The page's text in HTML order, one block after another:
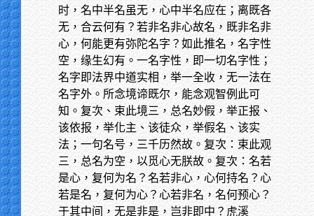
时，名中半名虽无，心中半名应在；离既各
无，合云何有？若非名非心故名，既非名非
心，何能更有弥陀名字？如此推名，名字性
空，缘生幻有。一名字性，即一切名字性；
名字即法界中道实相，举一全收，无一法在
名字外。所念境谛既尔，能念观智例此可
知。复次、束此境三，总名妙假，举正报、
该依报，举化主、该徒众，举假名、该实
法；一句名号，三千历然故。复次：束此观
三，总名为空，以觅心无朕故。复次：名若
是心，复何为名？名若非心，心何持名？心
若是名，复何为心？心若非名，名何预心？
于其中间，无是非是，岂非即中？虎溪